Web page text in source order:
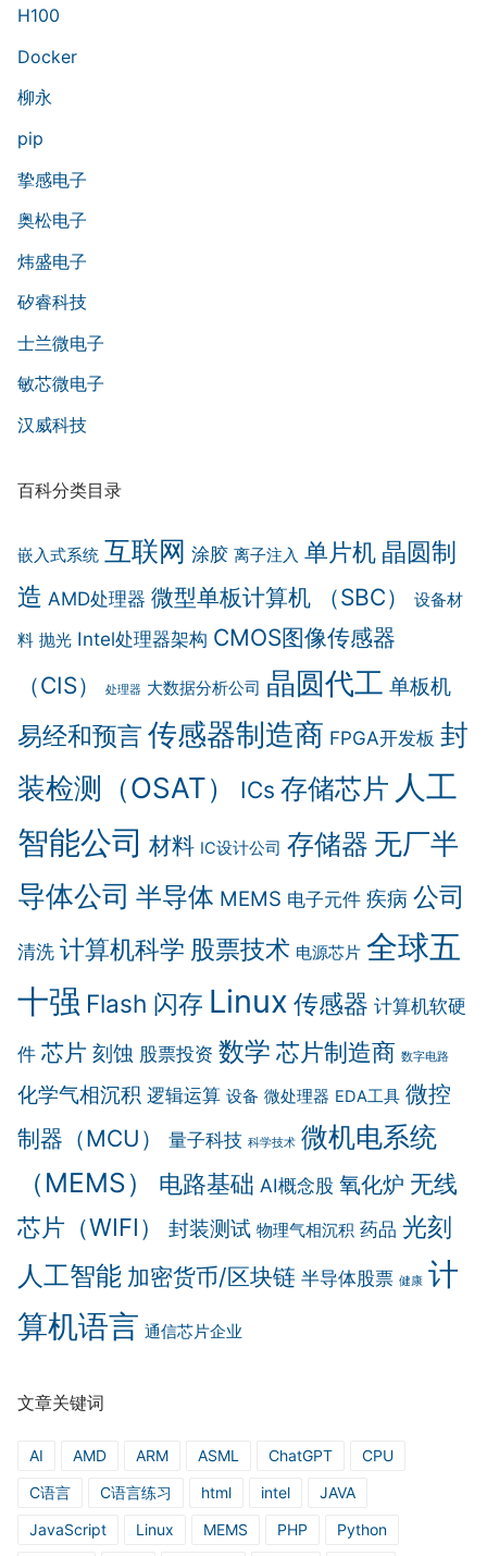
H100
Docker
柳永
pip
挚感电子
奥松电子
炜盛电子
矽睿科技
士兰微电子
敏芯微电子
汉威科技
百科分类目录
嵌入式系统 互联网 涂胶 离子注入 单片机 晶圆制
造 AMD处理器 微型单板计算机 （SBC） 设备材
料 抛光 Intel处理器架构 CMOS图像传感器
（CIS）
处理器 大数据分析公司 晶圆代工 单板机
易经和预言 传感器制造商 FPGA开发板 封
装检测（OSAT）
ICs 存储芯片 人工
智能公司 材料 IC设计公司 存储器 无厂半
导体公司 半导体 MEMS 电子元件 疾病 公司
清洗 计算机科学 股票技术 电源芯片 全球五
十强 Flash 闪存 Linux 传感器 计算机软硬
件 芯片 刻蚀 股票投资 数学 芯片制造商 数字电路
化学气相沉积 逻辑运算 设备 微处理器 EDA工具 微控
制器（MCU）
量子科技 科学技术 微机电系统
（MEMS）
电路基础 AI概念股 氧化炉 无线
芯片（WIFI）
封装测试 物理气相沉积 药品 光刻
人工智能 加密货币/区块链 半导体股票 健康 计
算机语言 通信芯片企业
文章关键词
AI AMD ARM ASML ChatGPT
CPU
C语言
C语言练习 html intel
JAVA
JavaScript
Linux MEMS PHP
Python